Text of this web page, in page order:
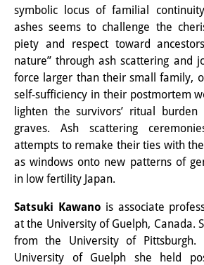
ン
知識ラボ
知識生産と知識イ
その他のプロジェ
元研究フォーカス
イベント
DIJ フォーラム
DIJ 研究会
symbolic locus of familial
ashes seems to challenge the
piety and respect toward
nature” through ash scattering and
force larger than their small family,
self-sufficiency in their postmortem
lighten the survivors’ ritual
graves. Ash scattering
attempts to remake their ties with
as windows onto new patterns of
in low fertility Japan.
Satsuki Kawano is associate
at the University of Guelph, Canada.
from the University of Pittsburgh.
University of Guelph she held